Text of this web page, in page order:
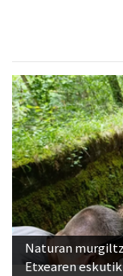
Naturan
Etxearen eskutik